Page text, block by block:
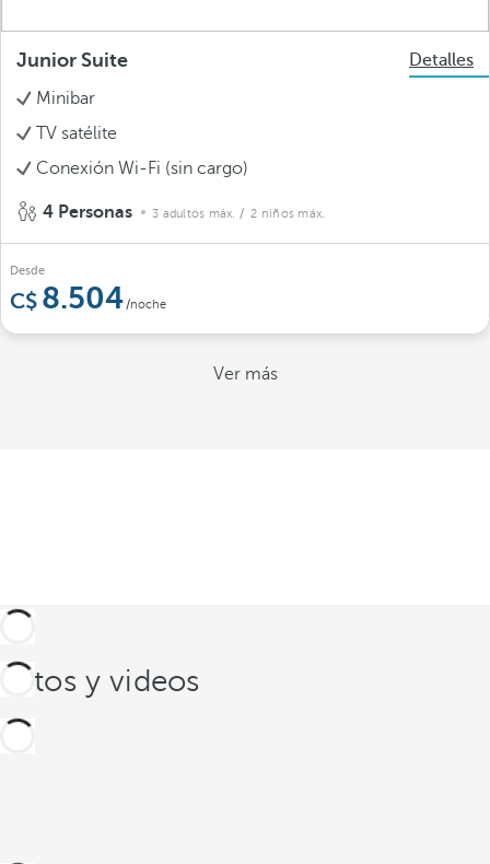
Junior Suite
Detalles
Minibar
TV satélite
Conexión Wi-Fi (sin cargo)
4 Personas 3 adultos máx. / 2 niños máx.
Desde
8.504/noche
Ver más
Fotos y videos